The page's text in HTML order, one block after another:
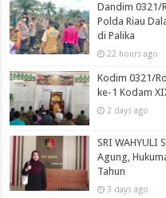
Dandim 0321/
Polda Riau
di Palika
22 hours ago
Kodim 0321/
ke-1 Kodam
2 days ago
SRI WAHYULI
Agung,
Tahun
3 days ago